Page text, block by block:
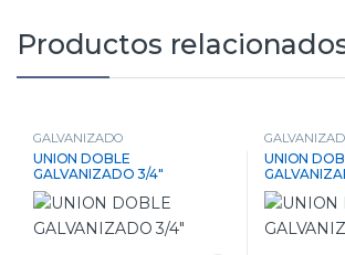
Productos
GALVANIZADO
UNION DOBLE
GALVANIZADO 3/4″
UNION